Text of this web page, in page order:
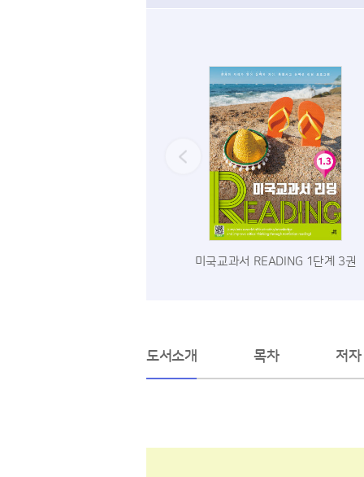
미국교과서 READING 1단계 3권
도서소개 목차 저자